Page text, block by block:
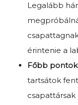
Legalább
érintenie a
Főbb
tartsátok
csapattársak